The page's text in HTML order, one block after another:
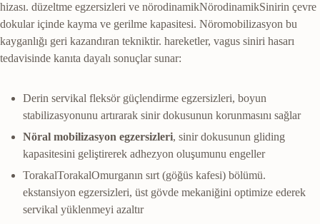
hizası. düzeltme egzersizleri ve nörodinamikNörodinamikSinirin çevre
dokular içinde kayma ve gerilme kapasitesi. Nöromobilizasyon bu
kayganlığı geri kazandıran tekniktir. hareketler, vagus siniri hasarı
tedavisinde kanıta dayalı sonuçlar sunar:
Derin servikal fleksör güçlendirme egzersizleri, boyun
stabilizasyonunu artırarak sinir dokusunun korunmasını sağlar
Nöral mobilizasyon egzersizleri, sinir dokusunun gliding
kapasitesini geliştirerek adhezyon oluşumunu engeller
TorakalTorakalOmurganın sırt (göğüs kafesi) bölümü.
ekstansiyon egzersizleri, üst gövde mekaniğini optimize ederek
servikal yüklenmeyi azaltır